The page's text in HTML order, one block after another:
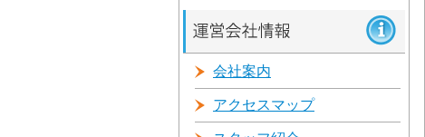
会社案内
アクセスマップ